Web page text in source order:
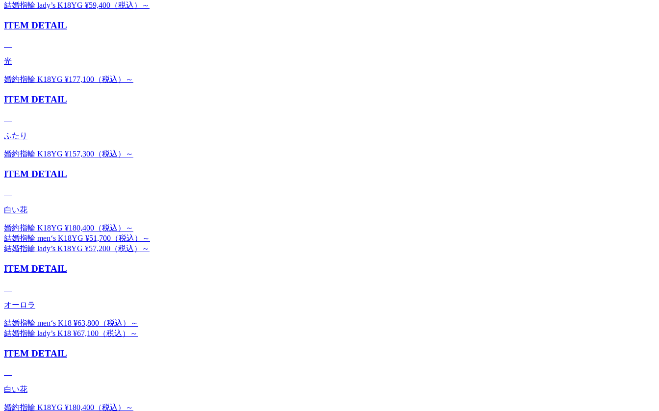
結婚指輪 lady’s K18YG ¥59,400（税込）～
ITEM DETAIL
光
婚約指輪 K18YG ¥177,100（税込）～
ITEM DETAIL
ふたり
婚約指輪 K18YG ¥157,300（税込）～
ITEM DETAIL
白い花
婚約指輪 K18YG ¥180,400（税込）～
結婚指輪 men‘s K18YG ¥51,700（税込）～
結婚指輪 lady’s K18YG ¥57,200（税込）～
ITEM DETAIL
オーロラ
結婚指輪 men‘s K18 ¥63,800（税込）～
結婚指輪 lady’s K18 ¥67,100（税込）～
ITEM DETAIL
白い花
婚約指輪 K18YG ¥180,400（税込）～